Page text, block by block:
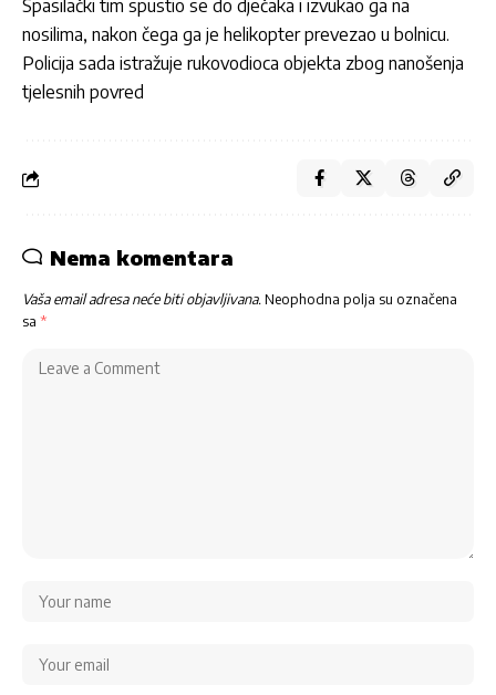
Spasilački tim spustio se do dječaka i izvukao ga na
nosilima, nakon čega ga je helikopter prevezao u bolnicu.
Policija sada istražuje rukovodioca objekta zbog nanošenja
tjelesnih povred
Nema komentara
Vaša email adresa neće biti objavljivana.Neophodna polja su označena
sa *